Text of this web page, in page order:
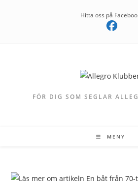
Hitta oss på
FÖR DIG SOM SEGLAR
MENY